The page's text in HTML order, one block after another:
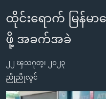
Link
များ
ပင်မ
သို့
ကျော်
ကြည့်
နိုင်ငံတကာ
အမေရိကန်
အစ္စရေး-ပါလက်စတိုင်း
ဗွီဒီယို
သတင်းလွတ်လပ်ခွင့်
ရပ်ဝန်းတခု လမ်းတခု အလွန်
အင်္ဂလိပ်စာလေ့လာမယ်
ထိုင်းရောက် မြန်
ဖို့ အခက်အခဲ
၂၂ ၾသဂုတ္၊ ၂၀၂၃
ညိုညိုလွင်